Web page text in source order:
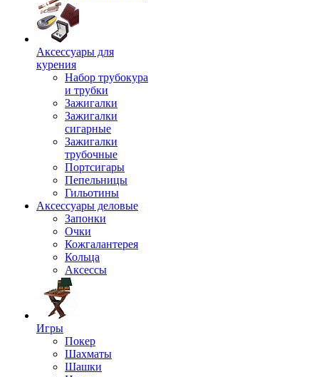
Аксессуары для
курения
Набор трубокура
и трубки
Зажигалки
Зажигалки
сигарные
Зажигалки
трубочные
Портсигары
Пепельницы
Гильотины
Аксессуары деловые
Запонки
Очки
Кожгалантерея
Кольца
Аксессы
Игры
Покер
Шахматы
Шашки